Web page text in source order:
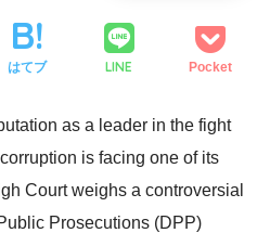
はてブ LINE Pocket
as a leader in the fight
is facing one of its
Court weighs a controversial
Prosecutions (DPP)